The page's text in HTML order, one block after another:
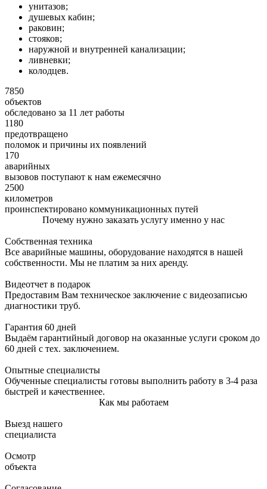
унитазов;
душевых кабин;
раковин;
стояков;
наружной и внутренней канализации;
ливневки;
колодцев.
7850
объектов
обследовано за 11 лет работы
1180
предотвращено
поломок и причины их появлений
170
аварийных
вызовов поступают к нам ежемесячно
2500
километров
проинспектировано коммуникационных путей
Почему нужно заказать услугу именно у нас
Собственная техника
Все аварийные машины, оборудование находятся в нашей
собственности. Мы не платим за них аренду.
Видеотчет в подарок
Предоставим Вам техническое заключение с видеозаписью
диагностики труб.
Гарантия 60 дней
Выдаём гарантийный договор на оказанные услуги сроком до
60 дней с тех. заключением.
Опытные специалисты
Обученные специалисты готовы выполнить работу в 3-4 раза
быстрей и качественнее.
Как мы работаем
Выезд нашего
специалиста
Осмотр
объекта